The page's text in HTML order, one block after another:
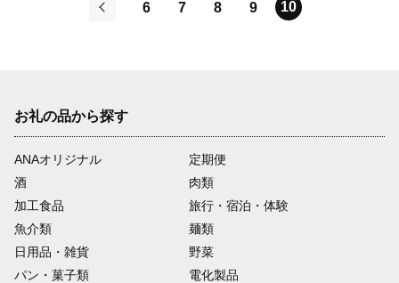
6 7 8 9 10
お礼の品から探す
ANAオリジナル
定期便
酒
肉類
加工食品
旅行・宿泊・体験
魚介類
麺類
日用品・雑貨
野菜
パン・菓子類
電化製品